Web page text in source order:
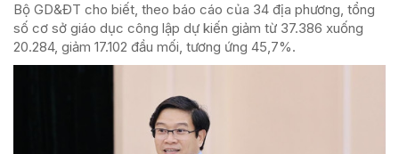
Bộ GD&ĐT cho biết, theo báo cáo của 34 địa phương, tổng
số cơ sở giáo dục công lập dự kiến giảm từ 37.386 xuống
20.284, giảm 17.102 đầu mối, tương ứng 45,7%.